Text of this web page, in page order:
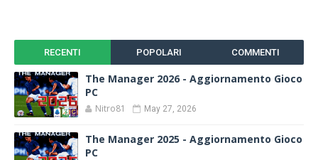
RECENTI POPOLARI COMMENTI
The Manager 2026 - Aggiornamento Gioco
PC
Nitro81 May 27, 2026
The Manager 2025 - Aggiornamento Gioco
PC